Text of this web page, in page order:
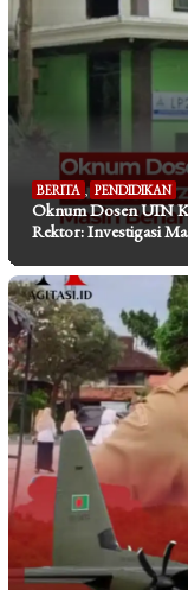
BERITA , PENDIDIKAN
Oknum Dosen UIN
Rektor: Investigasi